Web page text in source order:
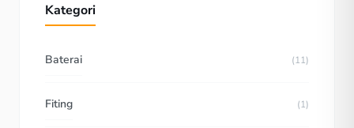
Kategori
Baterai (11)
Fiting (1)